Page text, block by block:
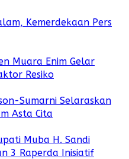
Kemerdekaan Pers
Muara Enim Gelar
Resiko
Sumarni Selaraskan
Asta Cita
Muba H. Sandi
3 Raperda Inisiatif